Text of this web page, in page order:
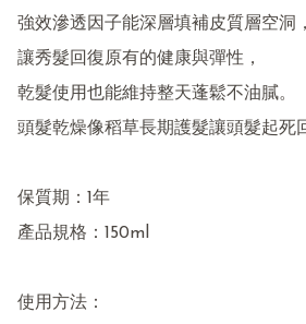
強效滲透因子能深層填補皮質層空洞，
讓秀髮回復原有的健康與彈性，
乾髮使用也能維持整天蓬鬆不油膩。
頭髮乾燥像稻草長期護髮讓頭髮起死
保質期：1年
產品規格：150ml
使用方法：